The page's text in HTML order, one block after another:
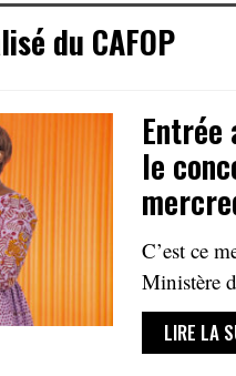
du CAFOP
Entrée
le
C’est ce
Ministère
LIRE LA